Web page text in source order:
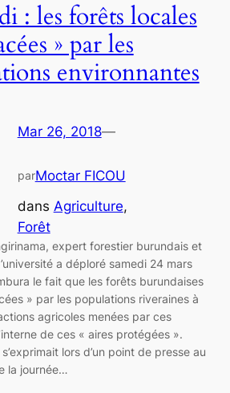
: les forêts locales
» par les
environnantes
Mar 26, 2018—
parMoctar FICOU
dans Agriculture
Forêt
expert forestier burundais et
a déploré samedi 24 mars
le fait que les forêts burundaises
» par les populations riveraines à
agricoles menées par ces
de ces « aires protégées ».
lors d’un point de presse au
la journée…